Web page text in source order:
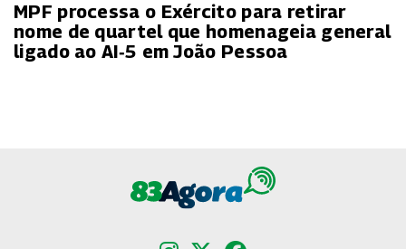
MPF processa o Exército para retirar
nome de quartel que homenageia general
ligado ao AI‑5 em João Pessoa